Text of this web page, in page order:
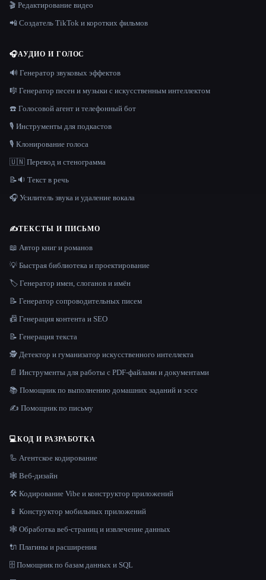
🎬 Редактирование видео
📲 Создатель TikTok и коротких фильмов
🎧АУДИО И ГОЛОС
🔊 Генератор звуковых эффектов
🎼 Генератор песен и музыки с искусственным интеллектом
☎️ Голосовой агент и телефонный бот
🎙️ Инструменты для подкастов
🎙️ Клонирование голоса
🇺🇳 Перевод и стенограмма
📝🔉 Текст в речь
🎧 Усилитель звука и удаление вокала
✍️ТЕКСТЫ И ПИСЬМО
📖 Автор книг и романов
💡 Быстрая библиотека и проектирование
🏷️ Генератор имен, слоганов и имён
📝 Генератор сопроводительных писем
📠 Генерация контента и SEO
📝 Генерация текста
🕵️ Детектор и гуманизатор искусственного интеллекта
📄 Инструменты для работы с PDF-файлами и документами
📚 Помощник по выполнению домашних заданий и эссе
✍️ Помощник по письму
💻КОД И РАЗРАБОТКА
🦾 Агентское кодирование
🕸 Веб-дизайн
🛠️ Кодирование Vibe и конструктор приложений
📱 Конструктор мобильных приложений
🕸️ Обработка веб-страниц и извлечение данных
🔌 Плагины и расширения
🗄️ Помощник по базам данных и SQL